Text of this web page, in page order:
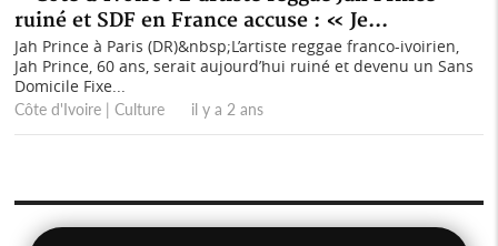
ruiné et SDF en France accuse : « Je...
Jah Prince à Paris (DR)&nbsp;L’artiste reggae franco-ivoirien,
Jah Prince, 60 ans, serait aujourd’hui ruiné et devenu un Sans
Domicile Fixe...
Côte d'Ivoire | Culture il y a 2 ans